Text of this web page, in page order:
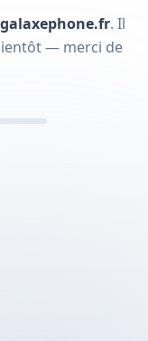
galaxephone.fr. Il
— merci de